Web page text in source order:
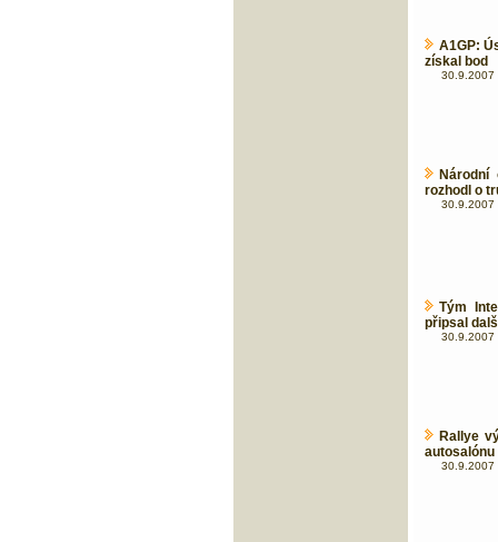
A1GP:
získal bod
30.9.2007
Národní
rozhodl o
30.9.2007
Tým
připsal
30.9.2007
Rallye
autosalónu
30.9.2007